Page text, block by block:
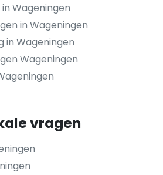
Wageningen
in Wageningen
in Wageningen
Wageningen
vragen